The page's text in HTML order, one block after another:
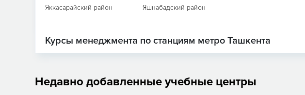
Яккасарайский район
Яшнабадский район
Курсы менеджмента по станциям метро Ташкента
Недавно добавленные учебные центры